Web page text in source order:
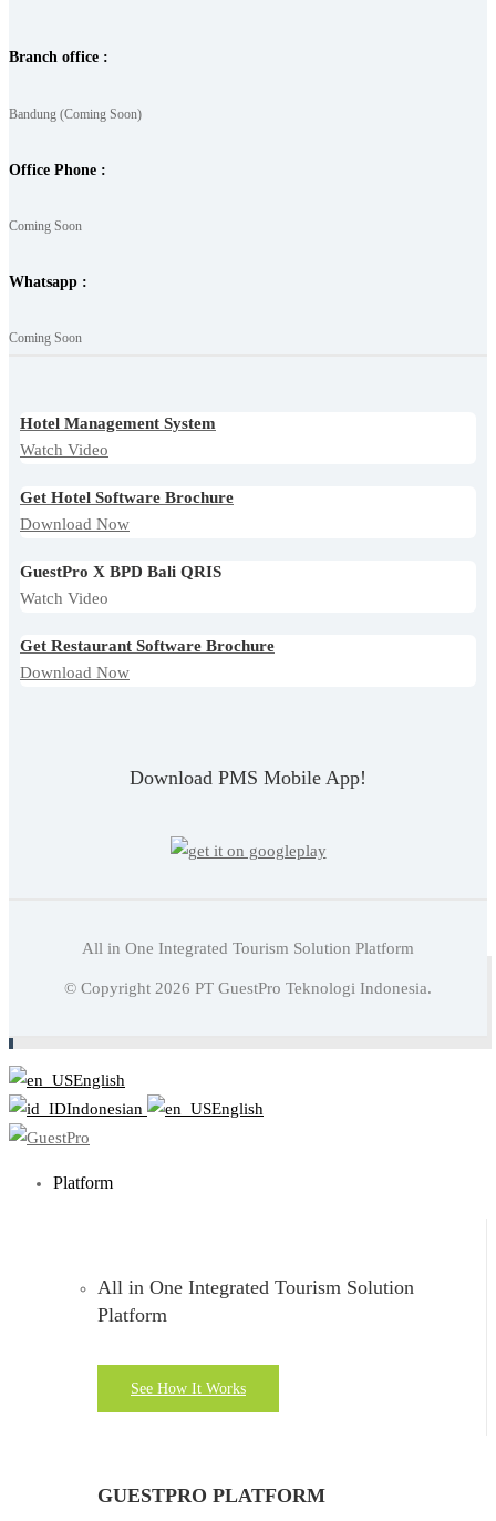
Branch office :
Bandung (Coming Soon)
Office Phone :
Coming Soon
Whatsapp :
Coming Soon
Hotel Management System
Watch Video
Get Hotel Software Brochure
Download Now
GuestPro X BPD Bali QRIS
Watch Video
Get Restaurant Software Brochure
Download Now
Download PMS Mobile App!
All in One Integrated Tourism Solution Platform
© Copyright 2026 PT GuestPro Teknologi Indonesia.
Baca juga: Hotel Email Marketing: Strategi Efektif
English
Indonesian
English
Platform
All in One Integrated Tourism Solution
Platform
See How It Works
GUESTPRO PLATFORM